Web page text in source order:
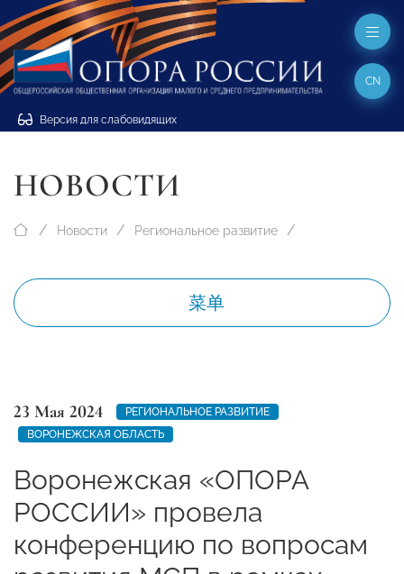
Версия для слабовидящих
CN
НОВОСТИ
Новости Региональное развитие
菜单
23 Мая 2024
РЕГИОНАЛЬНОЕ РАЗВИТИЕ
ВОРОНЕЖСКАЯ ОБЛАСТЬ
Воронежская «ОПОРА
РОССИИ» провела
конференцию по вопросам